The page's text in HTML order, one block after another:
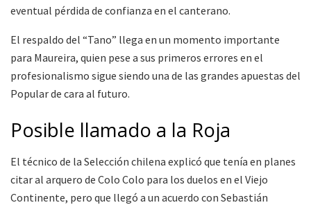
eventual pérdida de confianza en el canterano.
El respaldo del “Tano” llega en un momento importante
para Maureira, quien pese a sus primeros errores en el
profesionalismo sigue siendo una de las grandes apuestas del
Popular de cara al futuro.
Posible llamado a la Roja
El técnico de la Selección chilena explicó que tenía en planes
citar al arquero de Colo Colo para los duelos en el Viejo
Continente, pero que llegó a un acuerdo con Sebastián